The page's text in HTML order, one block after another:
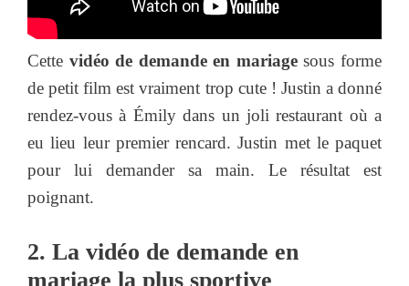
Cette vidéo de demande en mariagesous forme
de petit film est vraiment trop cute ! Justin a donné
rendez-vous à Émily dans un joli restaurant où a
eu lieu leur premier rencard. Justin met le paquet
pour lui demander sa main. Le résultat est
poignant.
2. La vidéo de demande en
mariage la plus sportive